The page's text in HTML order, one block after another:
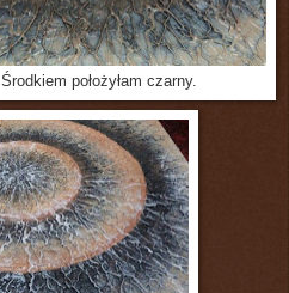
Środkiem położyłam czarny.